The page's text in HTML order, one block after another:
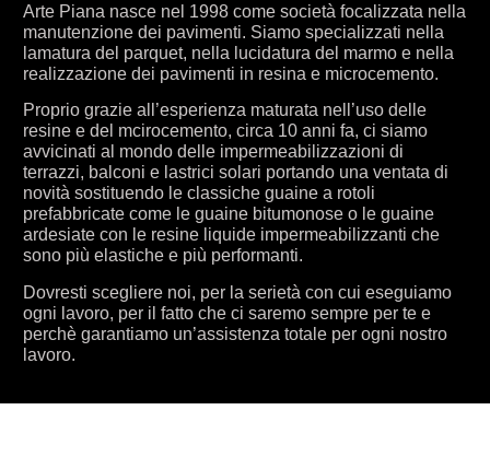
Arte Piana nasce nel 1998 come società focalizzata nella
manutenzione dei pavimenti. Siamo specializzati nella
lamatura del parquet, nella lucidatura del marmo e nella
realizzazione dei pavimenti in resina e microcemento.
Proprio grazie all’esperienza maturata nell’uso delle
resine e del mcirocemento, circa 10 anni fa, ci siamo
avvicinati al mondo delle impermeabilizzazioni di
terrazzi, balconi e lastrici solari portando una ventata di
novità sostituendo le classiche guaine a rotoli
prefabbricate come le guaine bitumonose o le guaine
ardesiate con le resine liquide impermeabilizzanti che
sono più elastiche e più performanti.
Dovresti scegliere noi, per la serietà con cui eseguiamo
ogni lavoro, per il fatto che ci saremo sempre per te e
perchè garantiamo un’assistenza totale per ogni nostro
lavoro.